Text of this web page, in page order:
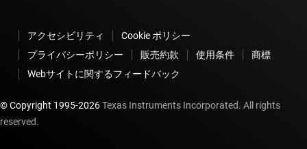
アクセシビリティ
Cookie ポリシー
プライバシーポリシー
販売約款 使用条件
商標
Webサイトに関するフィードバック
© Copyright 1995-2026Texas Instruments Incorporated. All rights
reserved.